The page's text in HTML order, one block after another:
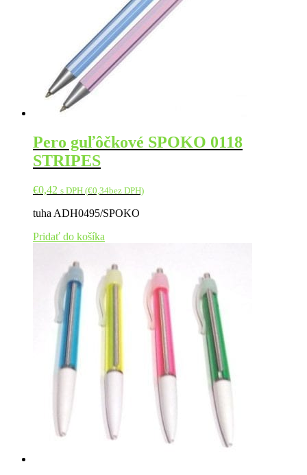
Pero guľôčkové SPOKO 0118
STRIPES
€0,42 s DPH (€0,34bez DPH)
tuha ADH0495/SPOKO
Pridať do košíka